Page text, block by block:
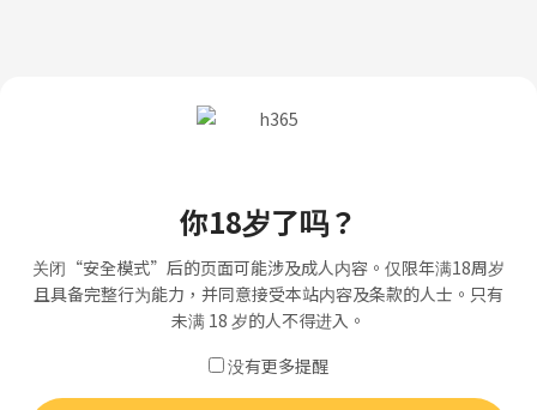
你18岁了吗？
关闭“安全模式”后的页面可能涉及成人内容。仅限年满18周岁
且具备完整行为能力，并同意接受本站内容及条款的人士。只有
未满 18 岁的人不得进入。
没有更多提醒